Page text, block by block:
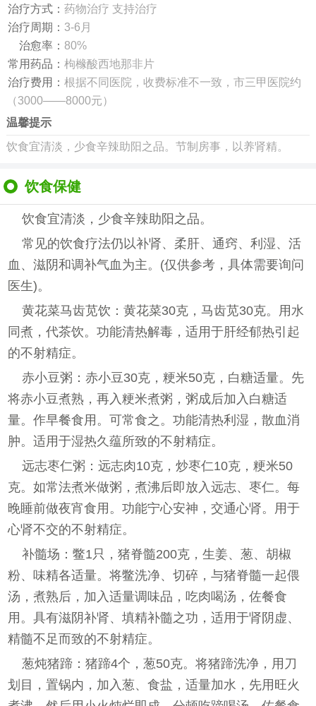
治疗方式： 药物治疗 支持治疗
治疗周期： 3-6月
治愈率： 80%
常用药品： 枸橼酸西地那非片
治疗费用： 根据不同医院，收费标准不一致，市三甲医院约
（3000——8000元）
温馨提示
饮食宜清淡，少食辛辣助阳之品。节制房事，以养肾精。
饮食保健
饮食宜清淡，少食辛辣助阳之品。
常见的饮食疗法仍以补肾、柔肝、通窍、利湿、活
血、滋阴和调补气血为主。(仅供参考，具体需要询问
医生)。
黄花菜马齿苋饮：黄花菜30克，马齿苋30克。用水
同煮，代茶饮。功能清热解毒，适用于肝经郁热引起
的不射精症。
赤小豆粥：赤小豆30克，粳米50克，白糖适量。先
将赤小豆煮熟，再入粳米煮粥，粥成后加入白糖适
量。作早餐食用。可常食之。功能清热利湿，散血消
肿。适用于湿热久蕴所致的不射精症。
远志枣仁粥：远志肉10克，炒枣仁10克，粳米50
克。如常法煮米做粥，煮沸后即放入远志、枣仁。每
晚睡前做夜宵食用。功能宁心安神，交通心肾。用于
心肾不交的不射精症。
补髓场：鳖1只，猪脊髓200克，生姜、葱、胡椒
粉、味精各适量。将鳖洗净、切碎，与猪脊髓一起偎
汤，煮熟后，加入适量调味品，吃肉喝汤，佐餐食
用。具有滋阴补肾、填精补髓之功，适用于肾阴虚、
精髓不足而致的不射精症。
葱炖猪蹄：猪蹄4个，葱50克。将猪蹄洗净，用刀
划目，置锅内，加入葱、食盐，适量加水，先用旺火